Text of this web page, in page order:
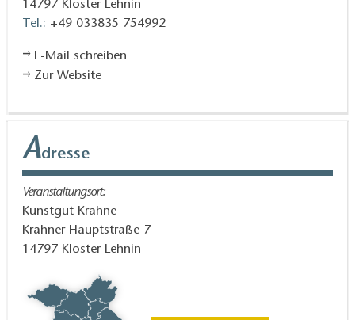
14797 Kloster Lehnin
Tel.: +49 033835 754992
E-Mail schreiben
Zur Website
Adresse
Veranstaltungsort:
Kunstgut Krahne
Krahner Hauptstraße 7
14797 Kloster Lehnin